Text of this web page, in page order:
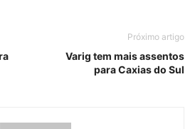
Próximo artigo
Varig tem mais assentos
para Caxias do Sul